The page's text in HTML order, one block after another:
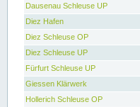
Dausenau Schleuse UP
Diez Hafen
Diez Schleuse OP
Diez Schleuse UP
Fürfurt Schleuse UP
Giessen Klärwerk
Hollerich Schleuse OP